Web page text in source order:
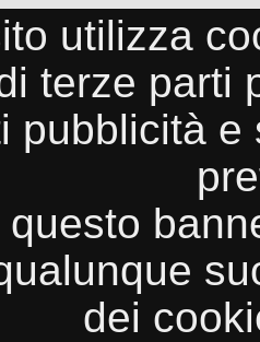
utilizza
terze parti
pubblicità
dei